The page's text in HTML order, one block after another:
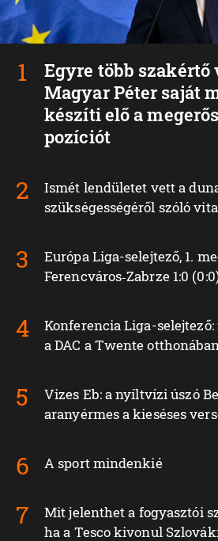
Egyre több szakértő
Magyar Péter saját
készíti elő a
pozíciót
Ismét lendületet vett a
szükségességéről szóló vita
Európa Liga-selejtező, 1.
Ferencváros‑Zabrze 1:0
Konferencia Liga-
a DAC a Twente
Vizes Eb: a nyíltvízi úszó
aranyérmes a kieséses
A sport mindenkié
Mit jelenthet a fogyasztói
ha a Tesco kivonul